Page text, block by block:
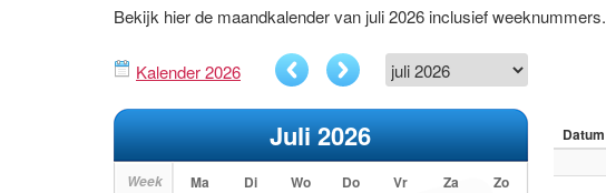
Bekijk hier de maandkalender van juli 2026 inclusief weeknummers.
Kalender 2026
Juli 2026
Week Ma Di Wo Do Vr Za Zo
Datum